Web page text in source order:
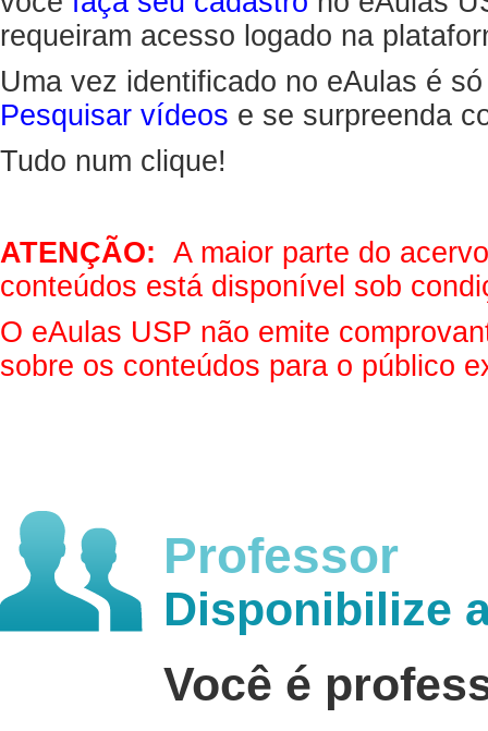
requeiram acesso logado na
Uma vez identificado no eAulas é
Pesquisar vídeos e se surpreenda
Tudo num clique!
ATENÇÃO: A maior parte do
conteúdos está disponível sob
O eAulas USP não emite
sobre os conteúdos para o público
Professor
Disponibilize
Você é